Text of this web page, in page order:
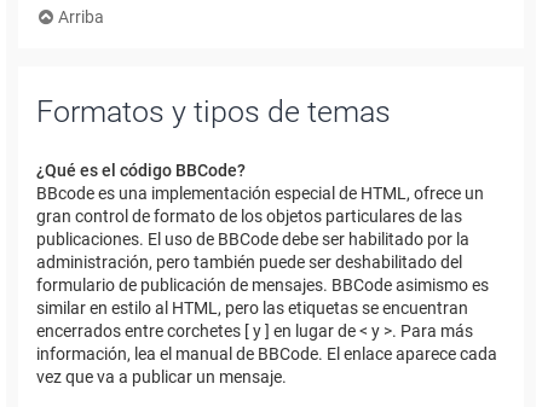
Arriba
Formatos y tipos de temas
¿Qué es el código BBCode?
BBcode es una implementación especial de HTML, ofrece un
gran control de formato de los objetos particulares de las
publicaciones. El uso de BBCode debe ser habilitado por la
administración, pero también puede ser deshabilitado del
formulario de publicación de mensajes. BBCode asimismo es
similar en estilo al HTML, pero las etiquetas se encuentran
encerrados entre corchetes [ y ] en lugar de < y >. Para más
información, lea el manual de BBCode. El enlace aparece cada
vez que va a publicar un mensaje.